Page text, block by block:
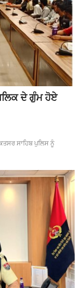
ਦੇ ਗੁੰਮ ਹੋਏ
ਸਾਹਿਬ ਪੁਲਿਸ ਨੂੰ